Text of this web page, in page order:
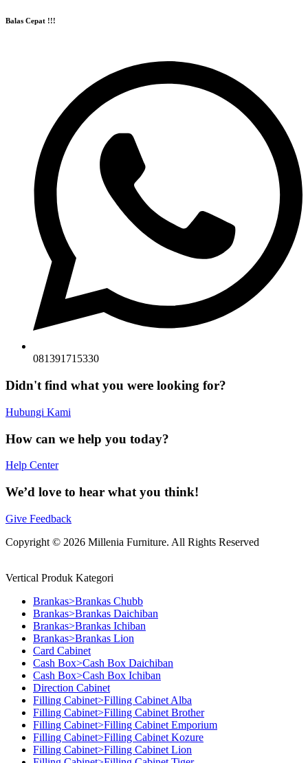
Balas Cepat !!!
081391715330
Didn't find what you were looking for?
Hubungi Kami
How can we help you today?
Help Center
We’d love to hear what you think!
Give Feedback
Copyright © 2026 Millenia Furniture. All Rights Reserved
Vertical Produk Kategori
Brankas>Brankas Chubb
Brankas>Brankas Daichiban
Brankas>Brankas Ichiban
Brankas>Brankas Lion
Card Cabinet
Cash Box>Cash Box Daichiban
Cash Box>Cash Box Ichiban
Direction Cabinet
Filling Cabinet>Filling Cabinet Alba
Filling Cabinet>Filling Cabinet Brother
Filling Cabinet>Filling Cabinet Emporium
Filling Cabinet>Filling Cabinet Kozure
Filling Cabinet>Filling Cabinet Lion